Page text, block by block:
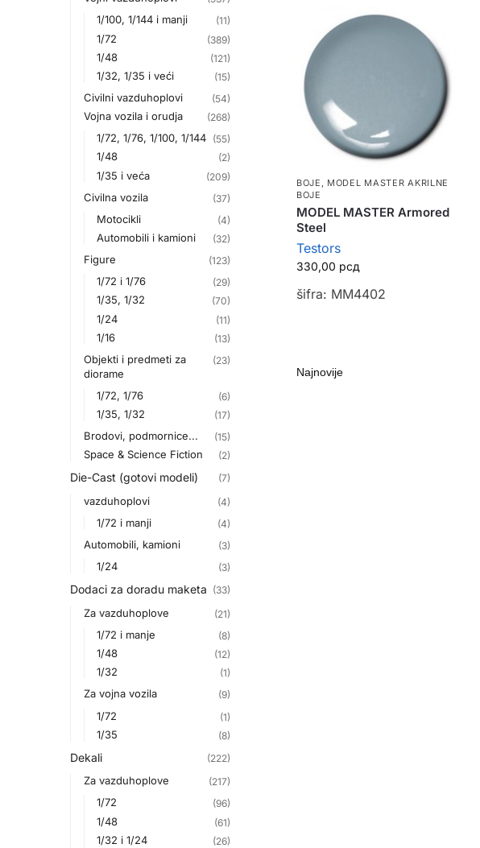
BOJE
MODEL MASTER AKRILNE
BOJE
MODEL MASTER Armored
Steel
Testors
330,00 рсд
šifra: MM4402
1/100, 1/144 i manji (11)
1/72 (389)
1/48 (121)
1/32, 1/35 i veći (15)
Civilni vazduhoplovi (54)
Vojna vozila i orudja (268)
1/72, 1/76, 1/100, 1/144 (55)
1/48 (2)
1/35 i veća (209)
Civilna vozila (37)
Motocikli (4)
Automobili i kamioni (32)
Figure (123)
1/72 i 1/76 (29)
1/35, 1/32 (70)
1/24 (11)
1/16 (13)
Objekti i predmeti za
diorame
(23)
1/72, 1/76 (6)
1/35, 1/32 (17)
Brodovi, podmornice... (15)
Space & Science Fiction (2)
Die-Cast (gotovi modeli) (7)
vazduhoplovi (4)
1/72 i manji (4)
Automobili, kamioni (3)
1/24 (3)
Dodaci za doradu maketa (33)
Za vazduhoplove (21)
1/72 i manje (8)
1/48 (12)
1/32 (1)
Za vojna vozila (9)
1/72 (1)
1/35 (8)
Dekali (222)
Za vazduhoplove (217)
1/72 (96)
1/48 (61)
1/32 i 1/24 (26)